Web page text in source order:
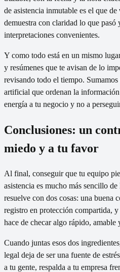
de asistencia inmutable es el que
demuestra con claridad lo que
interpretaciones convenientes.
Y como todo está en un mismo
y resúmenes que te avisan de lo
revisando todo el tiempo.
artificial que ordenan la
energía a tu negocio y no a
Conclusiones: un
miedo y a tu favor
Al final, conseguir que tu equipo
asistencia es mucho más sencillo
resuelve con dos cosas: una buena
registro en protección compartida,
hace de checar algo rápido, amable
Cuando juntas esos dos
legal deja de ser una fuente de
a tu gente, respalda a tu empresa